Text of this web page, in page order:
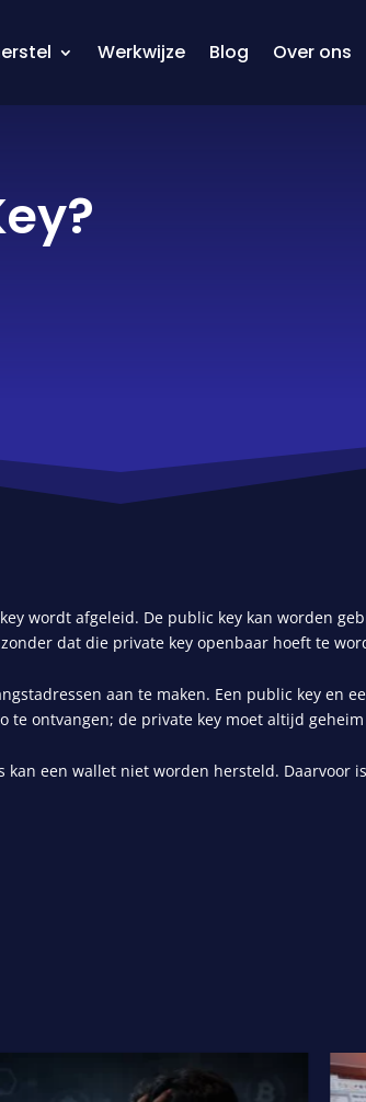
Werkwijze Blog Over ons
wordt afgeleid. De public key kan worden
dat die private key openbaar hoeft te
aan te maken. Een public key en
ontvangen; de private key moet altijd
kan eenwallet niet worden hersteld. Daarvoor